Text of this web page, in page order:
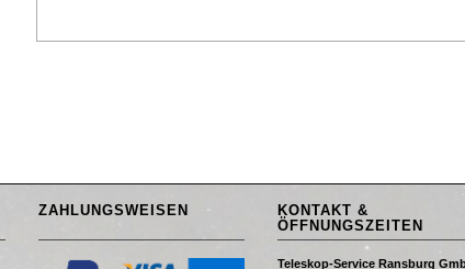
ZAHLUNGSWEISEN
KONTAKT &
ÖFFNUNGSZEITEN
Teleskop-Service Ransburg